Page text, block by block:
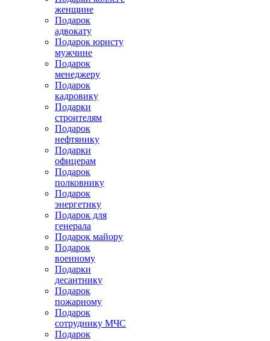
женщине
Подарок
адвокату
Подарок юристу
мужчине
Подарок
менеджеру
Подарок
кадровику
Подарки
строителям
Подарок
нефтянику
Подарки
офицерам
Подарок
полковнику
Подарок
энергетику
Подарок для
генерала
Подарок майору
Подарок
военному
Подарки
десантнику
Подарок
пожарному
Подарок
сотруднику МЧС
Подарок